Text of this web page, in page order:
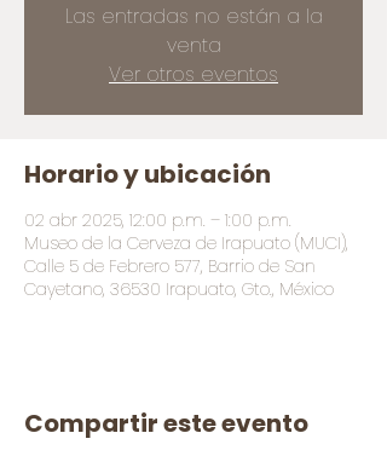
Las entradas no están a la
venta
Ver otros eventos
Horario y ubicación
02 abr 2025, 12:00 p.m. – 1:00 p.m.
Museo de la Cerveza de Irapuato (MUCI),
Calle 5 de Febrero 577, Barrio de San
Cayetano, 36530 Irapuato, Gto., México
Compartir este evento